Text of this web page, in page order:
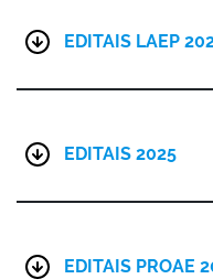
EDITAIS LAEP
EDITAIS 2025
EDITAIS PROAE